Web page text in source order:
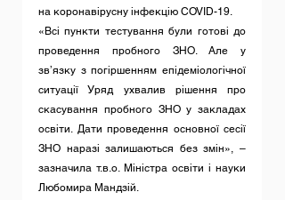
на коронавірусну інфекцію COVID-19.
«Всі пункти тестування були готові до
проведення пробного ЗНО. Але у
зв’язку з погіршенням епідеміологічної
ситуації Уряд ухвалив рішення про
скасування пробного ЗНО у закладах
освіти. Дати проведення основної сесії
ЗНО наразі залишаються без змін», –
зазначила т.в.о. Міністра освіти і науки
Любомира Мандзій.